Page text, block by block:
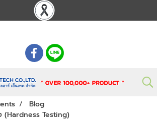
Blog
(Hardness Testing)